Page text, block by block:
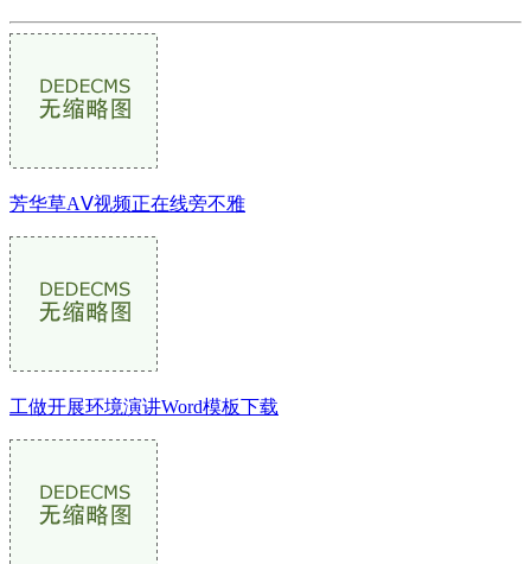
芳华草AⅤ视频正在线旁不雅
工做开展环境演讲Word模板下载